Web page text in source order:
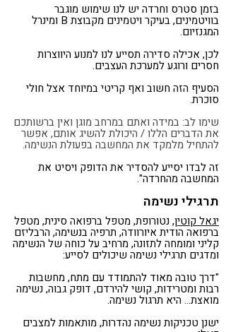
בזמן סטרס וחרדה יש לנו שימוש מוגבר
בוויטמינים, בעיקר ויטמינים מקבוצת B ומינרל
המגנזיום.
לכן, אכילה סדירה תסייע לנו למנוע היווצרות
חסרים ורוגע למערכת העצבים.
הסעיף הזה חשוב ואף קריטי במיוחד אצל חולי
סוכרת.
שימו לב: במידה ואתם במרחב מוגן ואין ברשותכם
את הדברים הללו / היכולת להשיג אותם, אפשר
להתחיל מלמקד את המחשבה בפעולת הנשימה.
זה לבדו יסייע להסדיר את הדופק ויסיט את
המחשבה מהחרדה".
תרגילי נשימה
יגאל קוטין, נטורופת, מטפל ברפואה סינית, מטפל
ברפואה הודית איורוודה, תרפיה בנשימה, הרבליזם
קליני ומומחה לתזונה, מרחיב על כוחה של הנשימה
ומדגים תרגילי נשימה שיכולים לסייע:
"דרך טובה מאוד להתמודד עם מתח, מחשבות
רבות ומטרידות, קושי להירדם, דופק גבוה, נשימה
מואצת… היא תרגול נשימה.
ישנן טכניקות נשימה נהדרות, מותאמות למצבים